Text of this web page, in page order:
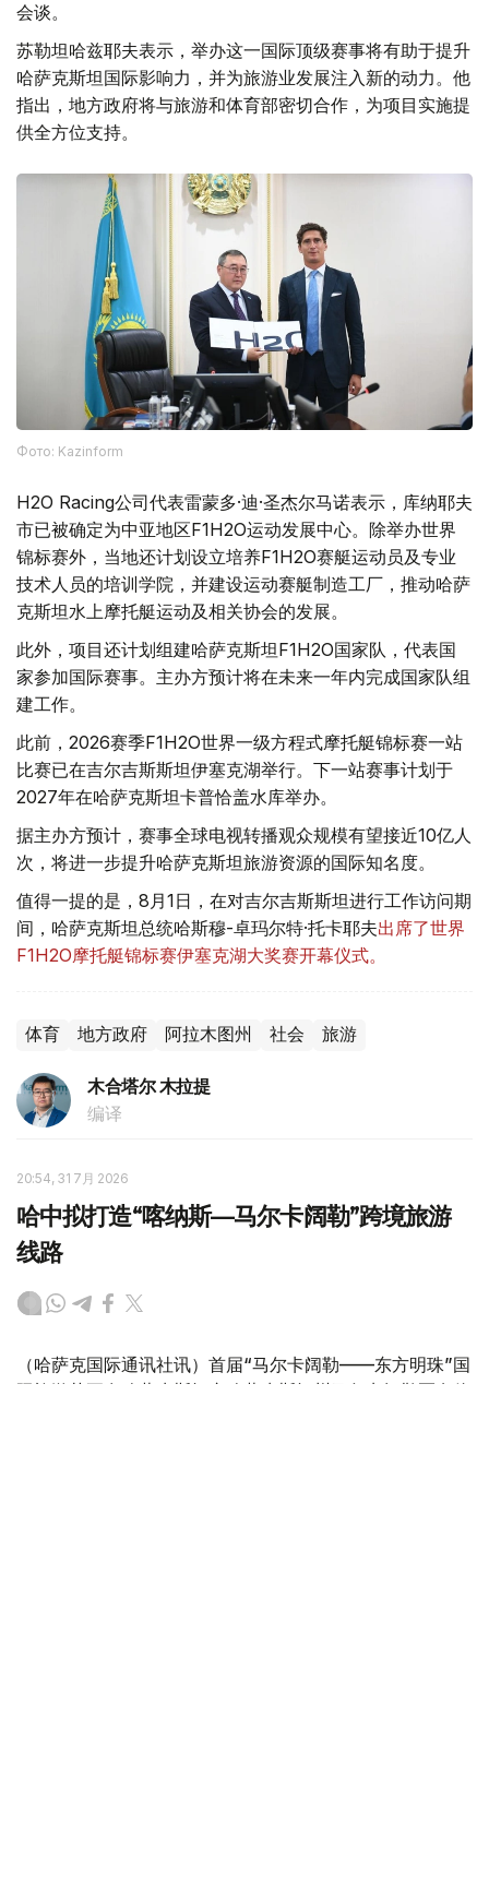
会谈。
苏勒坦哈兹耶夫表示，举办这一国际顶级赛事将有助于提升
哈萨克斯坦国际影响力，并为旅游业发展注入新的动力。他
指出，地方政府将与旅游和体育部密切合作，为项目实施提
供全方位支持。
Фото: Kazinform
H2O Racing公司代表雷蒙多·迪·圣杰尔马诺表示，库纳耶夫
市已被确定为中亚地区F1H2O运动发展中心。除举办世界
锦标赛外，当地还计划设立培养F1H2O赛艇运动员及专业
技术人员的培训学院，并建设运动赛艇制造工厂，推动哈萨
克斯坦水上摩托艇运动及相关协会的发展。
此外，项目还计划组建哈萨克斯坦F1H2O国家队，代表国
家参加国际赛事。主办方预计将在未来一年内完成国家队组
建工作。
此前，2026赛季F1H2O世界一级方程式摩托艇锦标赛一站
比赛已在吉尔吉斯斯坦伊塞克湖举行。下一站赛事计划于
2027年在哈萨克斯坦卡普恰盖水库举办。
据主办方预计，赛事全球电视转播观众规模有望接近10亿人
次，将进一步提升哈萨克斯坦旅游资源的国际知名度。
值得一提的是，8月1日，在对吉尔吉斯斯坦进行工作访问期
间，哈萨克斯坦总统哈斯穆-卓玛尔特·托卡耶夫出席了世界
F1H2O摩托艇锦标赛伊塞克湖大奖赛开幕仪式。
体育 地方政府 阿拉木图州 社会 旅游
木合塔尔 木拉提
编译
20:54, 31 7月 2026
哈中拟打造“喀纳斯—马尔卡阔勒”跨境旅游
线路
（哈萨克国际通讯社讯）首届“马尔卡阔勒——东方明珠”国
际旅游节正在哈萨克斯坦东哈萨克斯坦州马尔卡阔勒区乌伦